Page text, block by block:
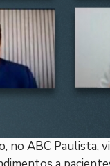
no ABC Paulista,